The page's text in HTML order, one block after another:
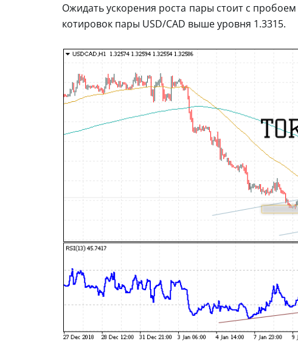
Ожидать ускорения роста пары стоит с
котировок пары USD/CAD выше уровня 1.3315.